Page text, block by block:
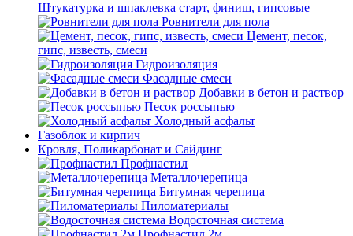
Штукатурка и шпаклевка старт, финиш, гипсовые
Ровнители для пола
Цемент, песок,
гипс, известь, смеси
Гидроизоляция
Фасадные смеси
Добавки в бетон и раствор
Песок россыпью
Холодный асфальт
Газоблок и кирпич
Кровля, Поликарбонат и Сайдинг
Профнастил
Металлочерепица
Битумная черепица
Пиломатериалы
Водосточная система